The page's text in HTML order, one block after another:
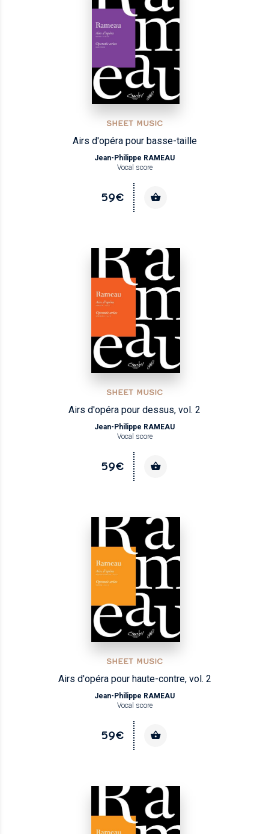
SHEET MUSIC
Airs d'opéra pour basse-taille
Jean-Philippe RAMEAU
Vocal score
59€
SHEET MUSIC
Airs d'opéra pour dessus, vol. 2
Jean-Philippe RAMEAU
Vocal score
59€
SHEET MUSIC
Airs d'opéra pour haute-contre, vol. 2
Jean-Philippe RAMEAU
Vocal score
59€